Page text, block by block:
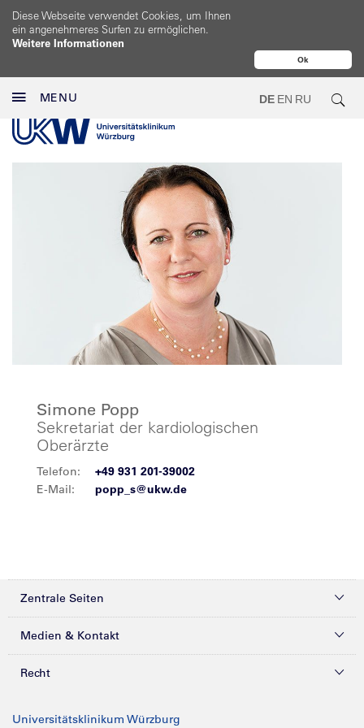
Ok
Diese Webseite verwendet Cookies, um Ihnen
ein angenehmeres Surfen zu ermöglichen.
Weitere Informationen
MENU DE EN RU
Simone Popp
Sekretariat der kardiologischen
Oberärzte
Telefon:
+49 931 201-39002
E-Mail:
popp_s@ukw.de
Zentrale Seiten
Kliniken & Zentren
Forschung
Medien & Kontakt
Presse
Recht
Universitätsklinikum Würzburg